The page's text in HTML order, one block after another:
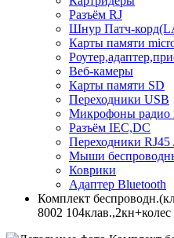
Разъём RJ
Шнур Патч-
Карты памяти
Веб-камеры
Карты памяти SD
Переходники USB
Микрофоны радио
Разъём IEC,DC
Переходники RJ45
Мыши
Коврики
Адаптер Bluetooth
Комплект
8002 104клав.,2кн+колес